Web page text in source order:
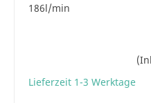
186l/min
Lieferzeit 1-3 Werktage